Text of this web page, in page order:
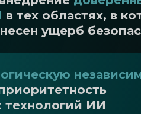
в тех областях, в
ущерб
технологий ИИ